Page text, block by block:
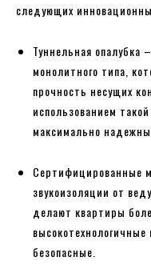
следующих
Туннельная опалубка
монолитного типа,
прочность несущих
использованием
максимально
Сертифицированные
звукоизоляции от
делают квартиры
безопасные.